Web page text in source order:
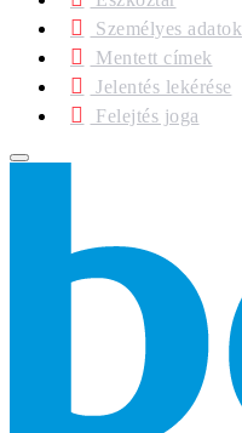
Személyes adatok
Mentett címek
Jelentés lekérése
Felejtés joga